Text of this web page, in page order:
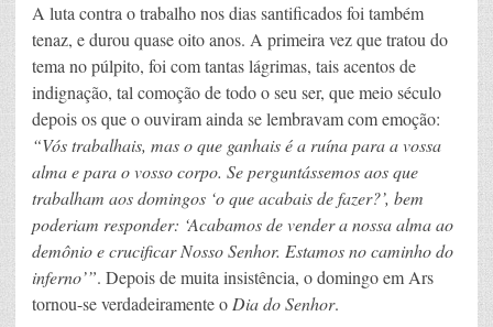
A luta contra o trabalho nos dias santificados foi também
tenaz, e durou quase oito anos. A primeira vez que tratou do
tema no púlpito, foi com tantas lágrimas, tais acentos de
indignação, tal comoção de todo o seu ser, que meio século
depois os que o ouviram ainda se lembravam com emoção:
“Vós trabalhais, mas o que ganhais é a ruína para a vossa
alma e para o vosso corpo. Se perguntássemos aos que
trabalham aos domingos ‘o que acabais de fazer?’, bem
poderiam responder: ‘Acabamos de vender a nossa alma ao
demônio e crucificar Nosso Senhor. Estamos no caminho do
inferno’”. Depois de muita insistência, o domingo em Ars
tornou-se verdadeiramente oDia do Senhor.